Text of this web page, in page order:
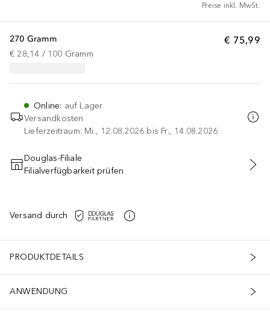
Preise inkl. MwSt.
€ 75,99
270 Gramm
€ 28,14 / 100 Gramm
Online: auf Lager
Versandkosten
Lieferzeitraum: Mi., 12.08.2026 bis Fr., 14.08.2026
IN DEN WARENKORB
Douglas-Filiale
Filialverfügbarkeit prüfen
Versand durch
PRODUKTDETAILS
ANWENDUNG